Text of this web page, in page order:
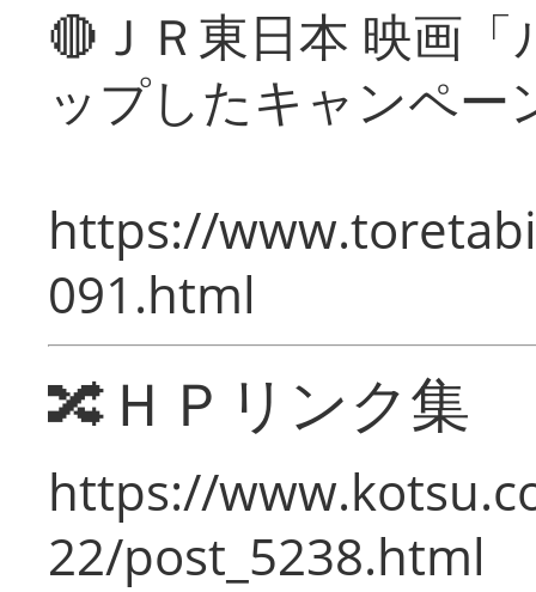
🔴ＪＲ東日本 映画
ップしたキャンペー
https://
091.html
🔀ＨＰリンク集
https://
22/post_5238.html